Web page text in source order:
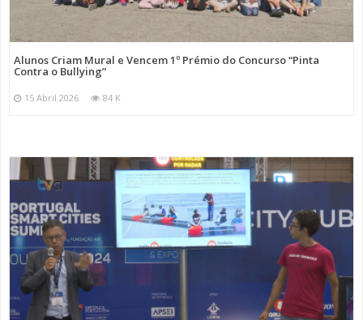
Alunos Criam Mural e Vencem 1º Prémio do Concurso “Pinta
Contra o Bullying”
15 Abril 2026 84 K